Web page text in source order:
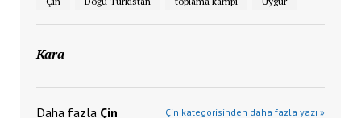
Kara
Daha fazla Çin Çin kategorisinden daha fazla yazı »